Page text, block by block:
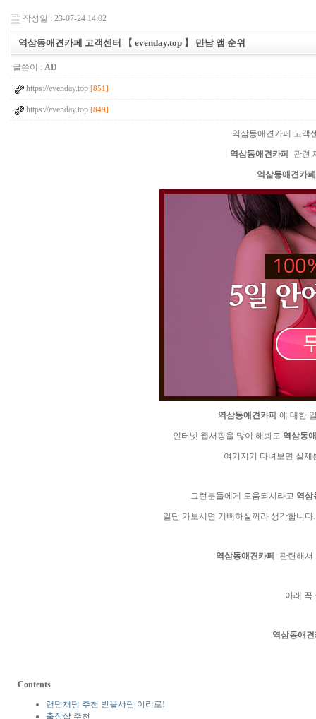
작성일 : 23-07-24 14:02
역­삼­동­애­견­카­페 고객센터 【 evenday.top 】 만남 앱 순위
글쓴이 : AD
https://evenday.top [851]
https://evenday.top [849]
역­삼­동­애­견­카­페 고객
역­삼­동­애­견­카­페 관련
역­삼­동­애­견­카­페
역­삼­동­애­견­카­페 에 대한
인터넷 웹서핑을 많이 해봐도 역­삼­동­
여기저기 다녀보면 실제
그런분들에게 도움되시라고 역­삼­
일단 가보시면 기뻐하실꺼라 생각합니
역­삼­동­애­견­카­페 관련해서
아래 꼭
역­삼­동­애­
Contents
랜덤채팅 추천 받을사람 이리로!
출장샵 추천